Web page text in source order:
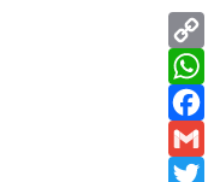
Copy
Link
WhatsApp
Facebook
Gmail